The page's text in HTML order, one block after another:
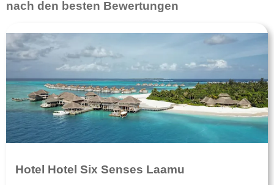
nach den besten Bewertungen
Hotel Hotel Six Senses Laamu